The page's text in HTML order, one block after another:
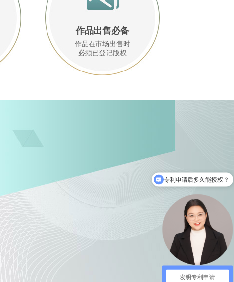
作品出售必备
作品在市场出售时
必须已登记版权
发明专利申请
专利申请很难吗？